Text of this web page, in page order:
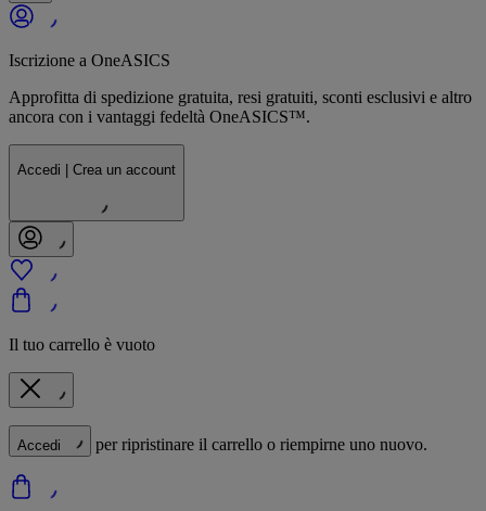
Iscrizione a OneASICS
Approfitta di spedizione gratuita, resi gratuiti, sconti esclusivi e altro
ancora con i vantaggi fedeltà OneASICS™.
Accedi | Crea un account
Il tuo carrello è vuoto
Accedi per ripristinare il carrello o riempirne uno nuovo.